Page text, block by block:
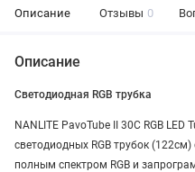
Описание Отзывы 0
Описание
Светодиодная RGB трубка
NANLITE PavoTube II 30C RGB LED
светодиодных RGB трубок
полным спектром RGB и